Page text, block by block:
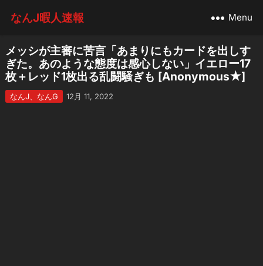
なんJ暇人速報 Menu
メッシが主審に苦言「あまりにもカードを出しす
ぎた。あのような態度は感心しない」イエロー17
枚＋レッド1枚出る乱闘騒ぎも [Anonymous★]
なんJ、なんG 12月 11, 2022